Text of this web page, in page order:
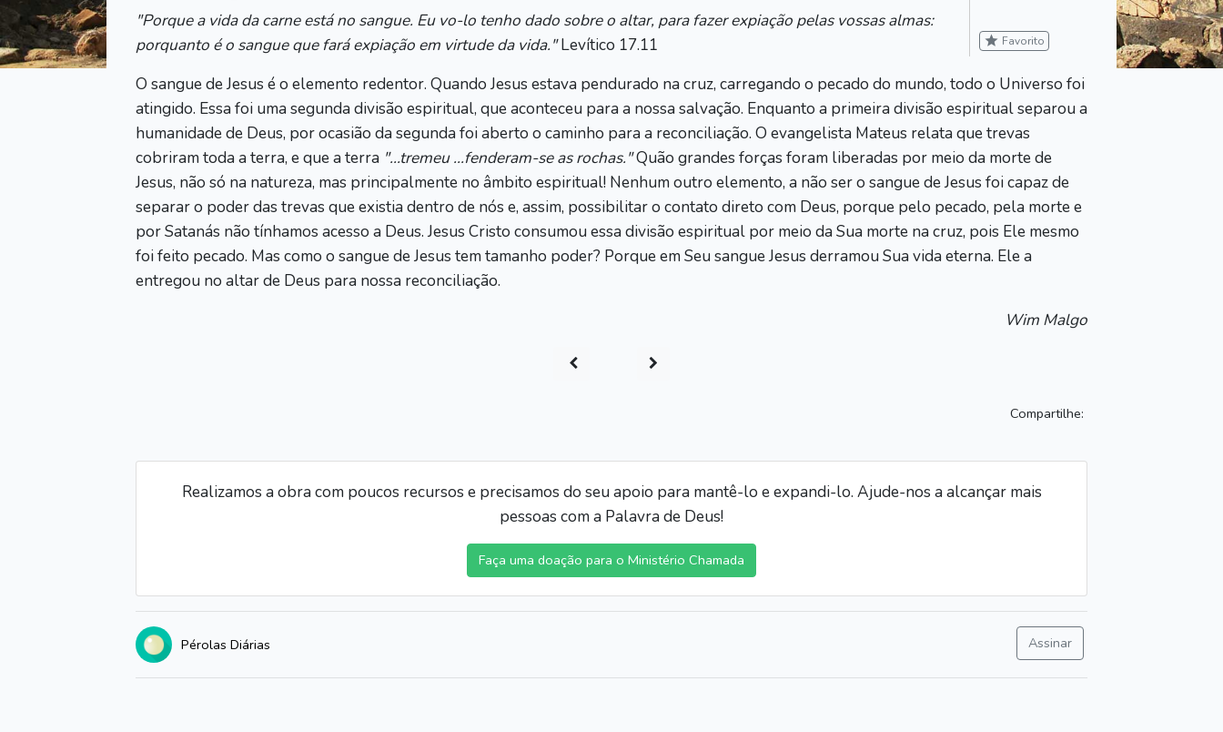
star Favorito
"Porque a vida da carne está no sangue. Eu vo-lo tenho dado sobre o altar, para fazer expiação pelas vossas almas:
porquanto é o sangue que fará expiação em virtude da vida."Levítico 17.11
O sangue de Jesus é o elemento redentor. Quando Jesus estava pendurado na cruz, carregando o pecado do mundo, todo o Universo foi
atingido. Essa foi uma segunda divisão espiritual, que aconteceu para a nossa salvação. Enquanto a primeira divisão espiritual separou a
humanidade de Deus, por ocasião da segunda foi aberto o caminho para a reconciliação. O evangelista Mateus relata que trevas
cobriram toda a terra, e que a terra "...tremeu ...fenderam-se as rochas."Quão grandes forças foram liberadas por meio da morte de
Jesus, não só na natureza, mas principalmente no âmbito espiritual! Nenhum outro elemento, a não ser o sangue de Jesus foi capaz de
separar o poder das trevas que existia dentro de nós e, assim, possibilitar o contato direto com Deus, porque pelo pecado, pela morte e
por Satanás não tínhamos acesso a Deus. Jesus Cristo consumou essa divisão espiritual por meio da Sua morte na cruz, pois Ele mesmo
foi feito pecado. Mas como o sangue de Jesus tem tamanho poder? Porque em Seu sangue Jesus derramou Sua vida eterna. Ele a
entregou no altar de Deus para nossa reconciliação.
Wim Malgo
Compartilhe:
Realizamos a obra com poucos recursos e precisamos do seu apoio para mantê-lo e expandi-lo. Ajude-nos a alcançar mais
pessoas com a Palavra de Deus!
Faça uma doação para o Ministério Chamada
Pérolas Diárias Assinar